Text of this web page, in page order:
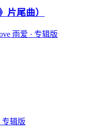
片尾曲）
雨爱 · 专辑版
专辑版